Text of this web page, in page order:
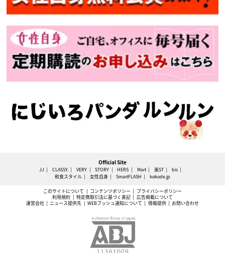
Official Site
JJ CLASSY. VERY STORY HERS Mart 美ST
bis
和食スタイル
女性自身 SmartFLASH kokode.jp
このサイトについて コンテンツポリシー
プライバシーポリシー
利用規約
特定商取引法に基づく表記
広告掲載について
運営会社
ニュース提供先 WEBプッシュ通知について 情報提供 お問い合わせ